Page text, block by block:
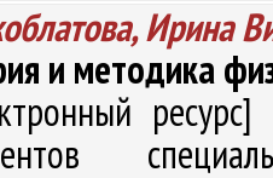
Ирина
и методика